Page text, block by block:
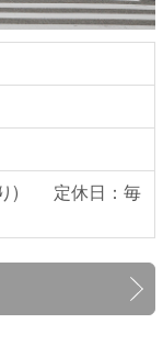
り) 定休日：毎